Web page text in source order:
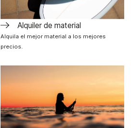
Alquiler de material
Alquila el mejor material a los mejores
precios.